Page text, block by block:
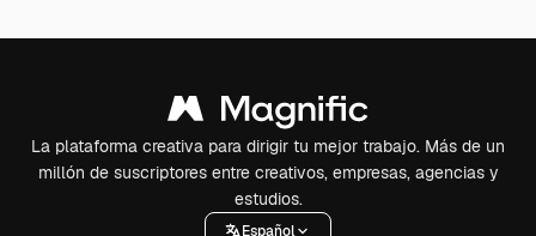
La plataforma creativa para dirigir tu mejor trabajo. Más de un
millón de suscriptores entre creativos, empresas, agencias y
estudios.
Español